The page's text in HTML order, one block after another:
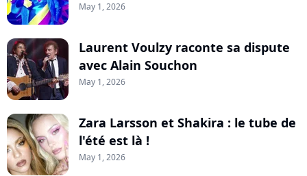
May 1, 2026
Laurent Voulzy raconte sa dispute
avec Alain Souchon
May 1, 2026
Zara Larsson et Shakira : le tube de
l'été est là !
May 1, 2026